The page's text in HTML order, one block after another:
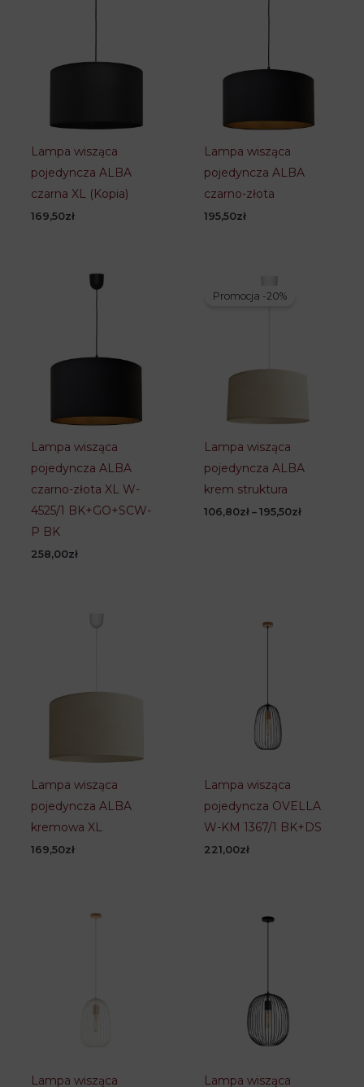
Lampa wisząca
pojedyncza ALBA
czarna XL (Kopia)
169,50zł
Lampa wisząca
pojedyncza ALBA
czarno-złota
195,50zł
Lampa wisząca
pojedyncza ALBA
czarno-złota XL W-
4525/1 BK+GO+SCW-
P BK
258,00zł
Promocja -20%
Lampa wisząca
pojedyncza ALBA
krem struktura
106,80zł – 195,50złZakres
Lampa wisząca
pojedyncza ALBA
kremowa XL
169,50zł
Lampa wisząca
pojedyncza OVELLA
W-KM 1367/1 BK+DS
221,00zł
Lampa wisząca Lampa wisząca